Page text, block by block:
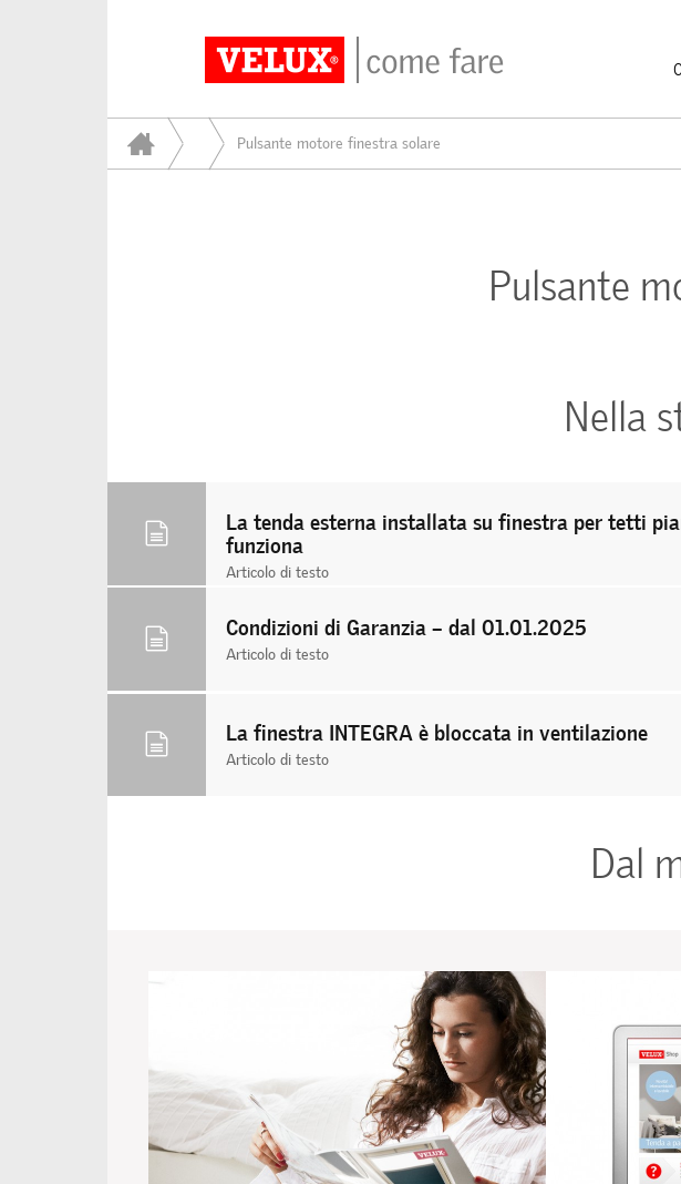
Pulsante motore finestra solare
Pulsante
Nella
La tenda esterna installata su finestra per tetti
funziona
Articolo di testo
Condizioni di Garanzia – dal 01.01.2025
Articolo di testo
La finestra INTEGRA è bloccata in ventilazione
Articolo di testo
Dal